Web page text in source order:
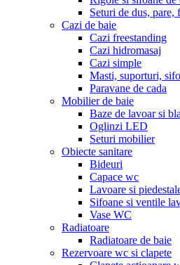
Seturi de dus,
Cazi de baie
Cazi freestanding
Cazi hidromasaj
Cazi simple
Masti, suporturi,
Paravane de cada
Mobilier de baie
Baze de lavoar si
Oglinzi LED
Seturi mobilier
Obiecte sanitare
Bideuri
Capace wc
Lavoare si
Sifoane si ventile
Vase WC
Radiatoare
Radiatoare de baie
Rezervoare wc si clapete